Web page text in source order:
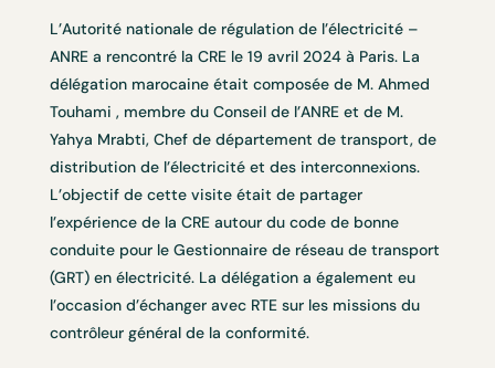
L’Autorité nationale de régulation de l’électricité –
ANRE a rencontréla CRE le 19 avril 2024 à Paris. La
délégation marocaine était composée de M. Ahmed
Touhami , membre du Conseil de l’ANRE et de M.
Yahya Mrabti, Chef de département de transport, de
distribution de l’électricité et des interconnexions.
L’objectif de cette visite était de partager
l’expérience de la CRE autour du code de bonne
conduite pour le Gestionnaire de réseau de transport
(GRT) en électricité. La délégation a également eu
l’occasion d’échanger avec RTE sur les missions du
contrôleur général de la conformité.